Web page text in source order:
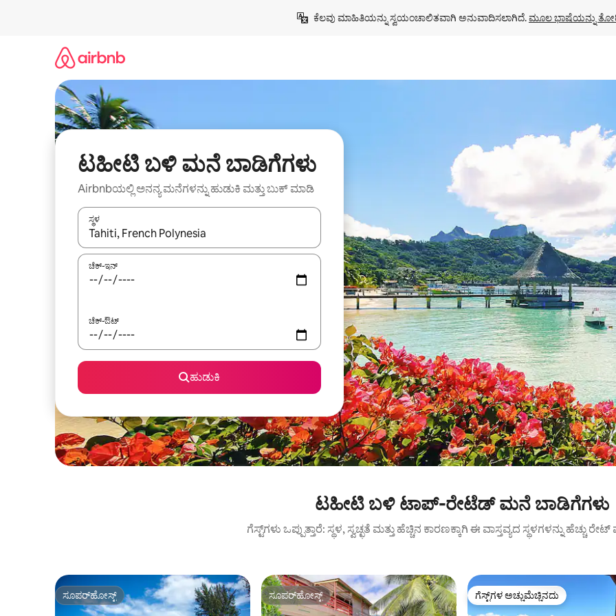
ಕೆಲವು ಮಾಹಿತಿಯನ್ನು ಸ್ವಯಂಚಾಲಿತವಾಗಿ ಅನುವಾದಿಸಲಾಗಿದೆ. ಮೂಲ ಭಾಷೆಯನ್ನು
ಟಹೀಟಿ ಬಳಿ ಮನೆ ಬಾಡಿಗೆಗಳು
Airbnbಯಲ್ಲಿ ಅನನ್ಯ ಮನೆಗಳನ್ನು ಹುಡುಕಿ ಮತ್ತು ಬುಕ್ ಮಾಡಿ
ಸ್ಥಳ
ಫಲಿತಾಂಶಗಳು ಲಭ್ಯವಿರುವಾಗ, ಅಪ್ ಮತ್ತು ಡೌನ್ ಬಾಣದ ಕೀಲಿಗಳೊಂದಿಗೆ ನ್ಯಾವಿಗೇಟ್ ಮಾಡಿ ಅಥವಾ ಸ್ಪರ್ಶ ಅಥವಾ ಸ್ವೈಪ್ ಗೆಸ್ಚರ್‌ಗಳ ಮೂಲಕ ಅನ್ವೇಷಿಸಿ.
ಚೆಕ್-ಇನ್
ಚೆಕ್-ಔಟ್
ಹುಡುಕಿ
ಟಹೀಟಿ ಬಳಿ ಟಾಪ್-ರೇಟೆಡ್ ಮನೆ ಬಾಡಿಗೆಗಳು
ಗೆಸ್ಟ್‌ಗಳು ಒಪ್ಪುತ್ತಾರೆ: ಸ್ಥಳ, ಸ್ವಚ್ಛತೆ ಮತ್ತು ಹೆಚ್ಚಿನ ಕಾರಣಕ್ಕಾಗಿ ಈ ವಾಸ್ತವ್ಯದ ಸ್ಥಳಗಳನ್ನು ಹೆಚ್ಚು
ಸೂಪರ್‌ಹೋಸ್ಟ್
ಸೂಪರ್‌ಹೋಸ್ಟ್ ಸೂಪರ್‌ಹೋಸ್ಟ್
ಸೂಪರ್‌ಹೋಸ್ಟ್ ಗೆಸ್ಟ್‌ಗಳ ಅಚ್ಚುಮೆಚ್ಚಿನದು
ಗೆಸ್ಟ್‌ಗಳ ಅಚ್ಚುಮೆಚ್ಚಿನದು